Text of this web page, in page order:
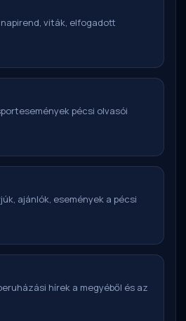
viták, elfogadott
pécsi olvasói
ajánlók, események a pécsi
hírek a megyéből és az